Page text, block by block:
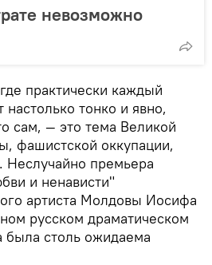
невозможно
практически каждый
настолько тонко и явно,
сам, — это тема Великой
фашистской оккупации,
Неслучайно премьера
и ненависти"
артиста Молдовы Иосифа
русском драматическом
была столь ожидаема